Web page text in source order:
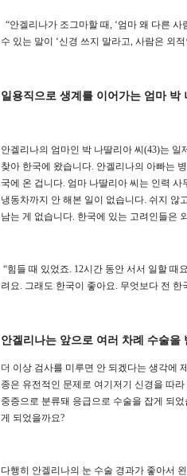
“안겔리나가 조그마할 때, ‘엄마 왜 다른
수 있는 말이 ‘신경 쓰지 말라고, 사람은 외
일용직으로 생계를 이어가는 엄마 박
안겔리나의 엄마인 박 나딸리아 씨(43)는
찾아 한국에 왔습니다. 안겔리나의 아빠는
국에 온 겁니다. 엄마 나딸리아 씨는 인력
냉동차까지 안 해본 일이 없습니다. 쉬지 않
남는 게 없습니다. 한국에 있는 고려인들은
“힘들 때 있었죠. 12시간 동안 서서 일할 때
려요. 그래도 한국이 좋아요. 무엇보다 전
안겔리나는 앞으로 여러 차례 수술을
더 이상 검사를 미루면 안 되겠다는 생각에
종은 유전적인 문제로 여기저기 신경을 따
중증으로 분류돼 응급으로 수술을 잡게 되
게 되었을까요?
다행히 안겔리나의 눈 수술 경과가 좋아서